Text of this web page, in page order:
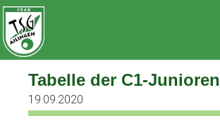
Zum
Inhalt
springen
Tabelle der C1-Junioren
19.09.2020